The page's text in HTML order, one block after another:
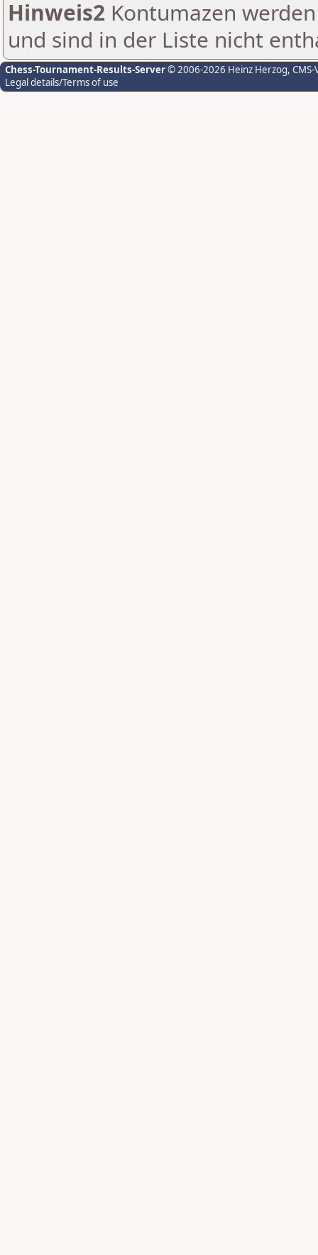
Hinweis2 Kontumazen
und sind in der Liste nicht
Chess-Tournament-Results-Server© 2006-2026 Heinz Herzog,
Legal details/Terms of use